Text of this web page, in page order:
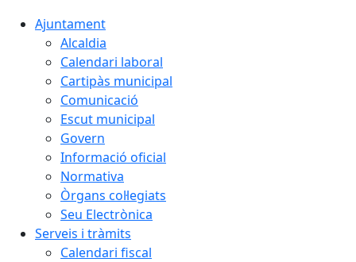
Ajuntament
Alcaldia
Calendari laboral
Cartipàs municipal
Comunicació
Escut municipal
Govern
Informació oficial
Normativa
Òrgans col·legiats
Seu Electrònica
Serveis i tràmits
Calendari fiscal